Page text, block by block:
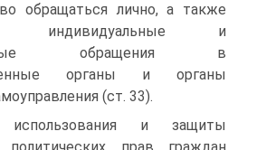
обращаться лично, а также
индивидуальные и
обращения в
органы и органы
(ст. 33).
использования и защиты